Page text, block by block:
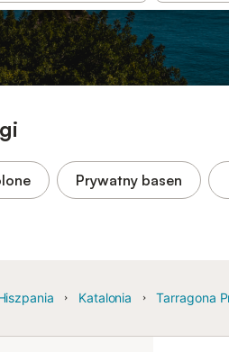
Prywatny basen
Katalonia Tarragona